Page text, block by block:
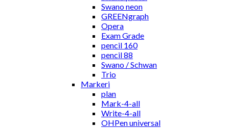
Swano neon
GREENgraph
Opera
Exam Grade
pencil 160
pencil 88
Swano / Schwan
Trio
Markeri
plan
Mark-4-all
Write-4-all
OHPen universal